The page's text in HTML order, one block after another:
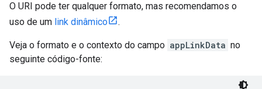
O URI pode ter qualquer formato, mas recomendamos o
uso de um link dinâmico .
Veja o formato e o contexto do campo appLinkData no
seguinte código-fonte: